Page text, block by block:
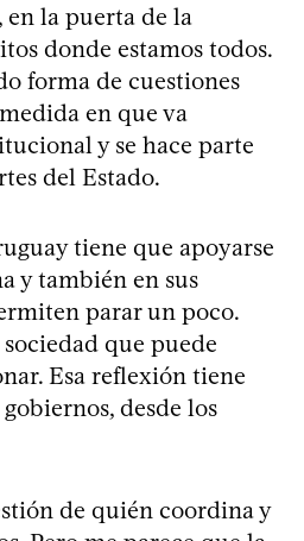
en la puerta de la
donde estamos todos.
forma de cuestiones
en que va
y se hace parte
del Estado.
tiene que apoyarse
y también en sus
parar un poco.
que puede
Esa reflexión tiene
desde los
de quién coordina y